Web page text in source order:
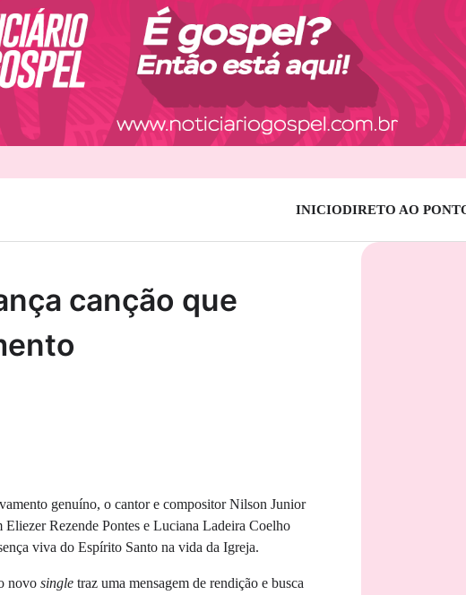
INICIODIRETO AO
canção que
genuíno, o cantor e compositor Nilson Junior
Rezende Pontes e Luciana Ladeira Coelho
viva do Espírito Santo na vida da Igreja.
novo single traz uma mensagem de rendição e busca